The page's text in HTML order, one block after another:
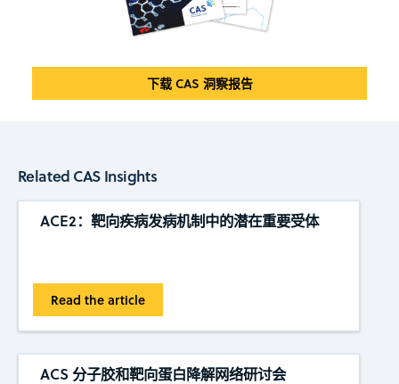
下载 CAS 洞察报告
Related CAS Insights
ACE2：靶向疾病发病机制中的潜在重要受体
Read the article
ACS 分子胶和靶向蛋白降解网络研讨会